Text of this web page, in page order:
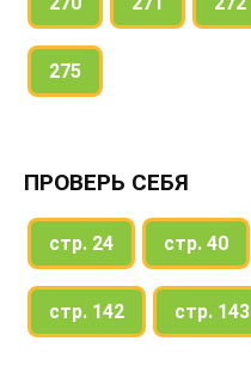
275
ПРОВЕРЬ СЕБЯ
стр. 24 стр. 40
стр. 142 стр. 143